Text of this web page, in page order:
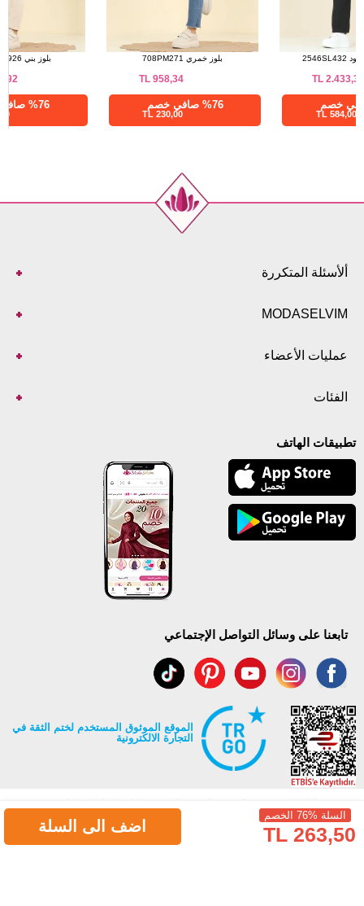
السلة %76 الخصم
263,50 TL اضف الى السلة
طقم أحمر و أسود 2546SL432
ألأسئلة المتكررة
MODASELVIM
عمليات الأعضاء
الفئات
تطبيقات الهاتف
تابعنا على وسائل التواصل الإجتماعي
الموقع الموثوق المستخدم لختم الثقة في
التجارة الالكترونية
جميع حقوق Modaselvim محفوظة ©2026